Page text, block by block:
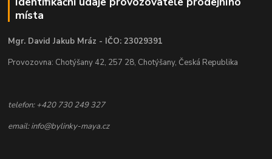
místa
Mgr. David Jakub Mráz - IČO: 23029391
Provozovna: Chotýšany 42, 257 28, Chotýšany, Česká Republika
telefon: +420 730 249 327
email: info@bylinky-maya.cz